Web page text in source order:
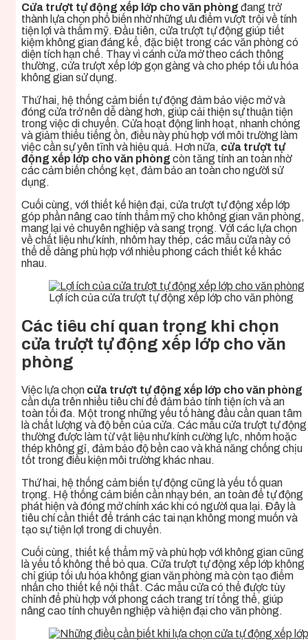
Cửa trượt tự động xếp lớp cho văn phòng đang trở
thành lựa chọn phổ biến nhờ những ưu điểm vượt trội về tính
tiện lợi và thẩm mỹ. Đầu tiên, cửa trượt tự động giúp tiết
kiệm không gian đáng kể, đặc biệt trong các văn phòng có
diện tích hạn chế. Thay vì cánh cửa mở theo cách thông
thường, cửa trượt xếp lớp gọn gàng và cho phép tối ưu hóa
không gian sử dụng.
Thứ hai, hệ thống cảm biến tự động đảm bảo việc mở và
đóng cửa trở nên dễ dàng hơn, giúp cải thiện sự thuận tiện
trong việc di chuyển. Cửa hoạt động linh hoạt, nhanh chóng
và giảm thiểu tiếng ồn, điều này phù hợp với môi trường làm
việc cần sự yên tĩnh và hiệu quả. Hơn nữa, cửa trượt tự
động xếp lớp cho văn phòng còn tăng tính an toàn nhờ
các cảm biến chống kẹt, đảm bảo an toàn cho người sử
dụng.
Cuối cùng, với thiết kế hiện đại, cửa trượt tự động xếp lớp
góp phần nâng cao tính thẩm mỹ cho không gian văn phòng,
mang lại vẻ chuyên nghiệp và sang trọng. Với các lựa chọn
về chất liệu như kính, nhôm hay thép, các mẫu cửa này có
thể dễ dàng phù hợp với nhiều phong cách thiết kế khác
nhau.
Lợi ích của cửa trượt tự động xếp lớp cho văn phòng
Các tiêu chí quan trọng khi chọn
cửa trượt tự động xếp lớp cho văn
phòng
Việc lựa chọn cửa trượt tự động xếp lớp cho văn phòng
cần dựa trên nhiều tiêu chí để đảm bảo tính tiện ích và an
toàn tối đa. Một trong những yếu tố hàng đầu cần quan tâm
là chất lượng và độ bền của cửa. Các mẫu cửa trượt tự động
thường được làm từ vật liệu như kính cường lực, nhôm hoặc
thép không gỉ, đảm bảo độ bền cao và khả năng chống chịu
tốt trong điều kiện môi trường khác nhau.
Thứ hai, hệ thống cảm biến tự động cũng là yếu tố quan
trọng. Hệ thống cảm biến cần nhạy bén, an toàn để tự động
phát hiện và đóng mở chính xác khi có người qua lại. Đây là
tiêu chí cần thiết để tránh các tai nạn không mong muốn và
tạo sự tiện lợi trong di chuyển.
Cuối cùng, thiết kế thẩm mỹ và phù hợp với không gian cũng
là yếu tố không thể bỏ qua. Cửa trượt tự động xếp lớp không
chỉ giúp tối ưu hóa không gian văn phòng mà còn tạo điểm
nhấn cho thiết kế nội thất. Các mẫu cửa có thể được tùy
chỉnh để phù hợp với phong cách trang trí tổng thể, giúp
nâng cao tính chuyên nghiệp và hiện đại cho văn phòng.